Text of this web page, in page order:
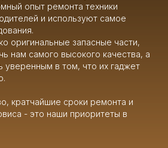
опыт ремонта техники
и используют самое
оригинальные запасные части,
нам самого высокого качества, а
уверенным в том, что их гаджет
кратчайшие сроки ремонта и
- это наши приоритеты в